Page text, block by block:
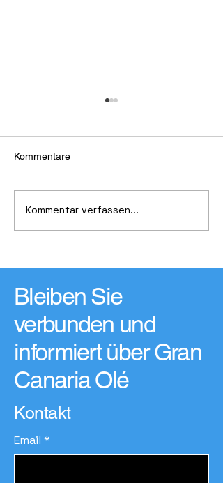
Das lohnt sich für dich: 45
Kommentare
Kommentar verfassen...
Bleiben Sie
verbunden und
informiert über Gran
Canaria Olé
Kontakt
Email *